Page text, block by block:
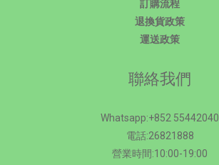
訂購流程
退換貨政策
運送政策
聯絡我們
Whatsapp:+852 55442040
電話:26821888
營業時間:10:00-19:00